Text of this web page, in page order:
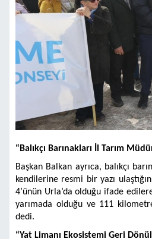
“Balıkçı Barınakları İl Tarım
Başkan Balkan ayrıca, balıkçı
kendilerine resmi bir yazı
4’ünün Urla’da olduğu ifade
yarımada olduğu ve 111
dedi.
“Yat Limanı Ekosistemi Geri